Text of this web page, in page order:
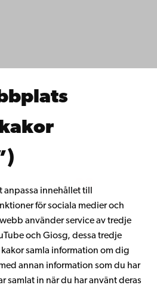
innehållet till
för sociala medier och
använder service av tredje
och Giosg, dessa tredje
samla information om dig
annan information som du har
samlat in när du har använt deras
oss
alumnnätverk
YouTube LinkedIn Blog Snapchat